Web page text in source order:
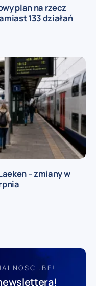
plan na rzecz
133 działań
– zmiany w